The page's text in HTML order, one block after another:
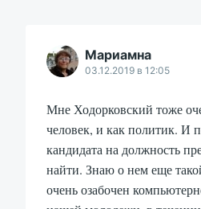
Мариамна
03.12.2019 в 12:05
Мне Ходорковский тоже
человек, и как политик. И
кандидата на должность
найти. Знаю о нем еще
очень озабочен